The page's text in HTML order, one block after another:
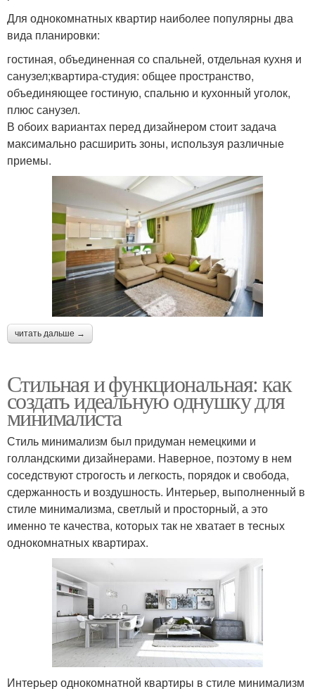
Для однокомнатных квартир наиболее популярны два
вида планировки:
гостиная, объединенная со спальней, отдельная кухня и
санузел;квартира-студия: общее пространство,
объединяющее гостиную, спальню и кухонный уголок,
плюс санузел.
В обоих вариантах перед дизайнером стоит задача
максимально расширить зоны, используя различные
приемы.
читать дальше →
Стильная и функциональная: как
создать идеальную однушку для
минималиста
Стиль минимализм был придуман немецкими и
голландскими дизайнерами. Наверное, поэтому в нем
соседствуют строгость и легкость, порядок и свобода,
сдержанность и воздушность. Интерьер, выполненный в
стиле минимализма, светлый и просторный, а это
именно те качества, которых так не хватает в тесных
однокомнатных квартирах.
Интерьер однокомнатной квартиры в стиле минимализм